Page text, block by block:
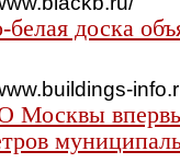
белая доска